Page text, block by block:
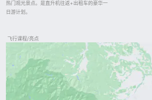
热门观光景点。是直升机往返+出租车的豪华一
日游计划。
飞行课程/亮点